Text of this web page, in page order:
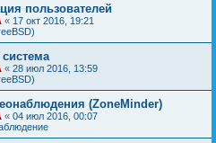
пользователей
« 17 окт 2016, 19:21
« 28 июл 2016, 13:59
(ZoneMinder)
« 04 июл 2016, 00:07